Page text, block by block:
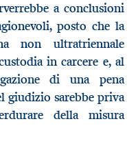
a conclusioni
posto che la
non ultratriennale
in carcere e, al
di una pena
giudizio sarebbe priva
della misura